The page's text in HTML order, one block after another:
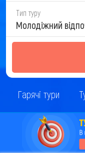
Тип туру
Молодіжний
Гарячі тури